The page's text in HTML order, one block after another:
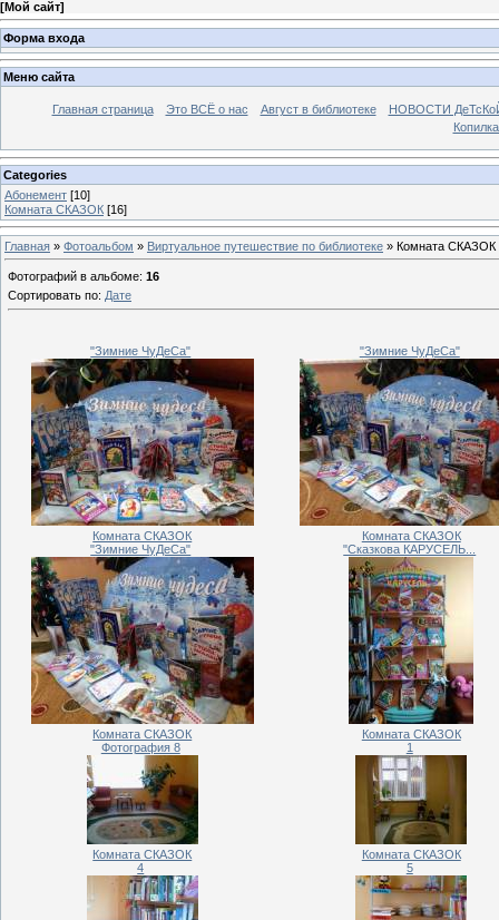
[Мой сайт]
Форма входа
Меню сайта
Главная страница Это ВСЁ о нас Август в библиотеке
НОВОСТИ
Categories
Абонемент [10]
Комната СКАЗОК [16]
Главная » Фотоальбом » Виртуальное путешествие по библиотеке » Комната СКАЗОК
Фотографий в альбоме: 16
Сортировать по: Дате
"Зимние ЧуДеСа"
Комната СКАЗОК
"Зимние ЧуДеСа"
Комната СКАЗОК
"Зимние ЧуДеСа"
Комната СКАЗОК
"Сказкова КАРУСЕЛЬ...
Комната СКАЗОК
Фотография 8
Комната СКАЗОК
1
Комната СКАЗОК
4
5